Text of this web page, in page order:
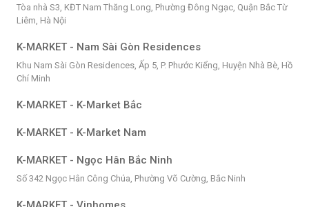
Tòa nhà S3, KĐT Nam Thăng Long, Phường Đông Ngạc, Quận Bắc Từ
Liêm, Hà Nội
K-MARKET - Nam Sài Gòn Residences
Khu Nam Sài Gòn Residences, Ấp 5, P. Phước Kiểng, Huyện Nhà Bè, Hồ
Chí Minh
K-MARKET - K-Market Bắc
K-MARKET - K-Market Nam
K-MARKET - Ngọc Hân Bắc Ninh
Số 342 Ngọc Hân Công Chúa, Phường Võ Cường, Bắc Ninh